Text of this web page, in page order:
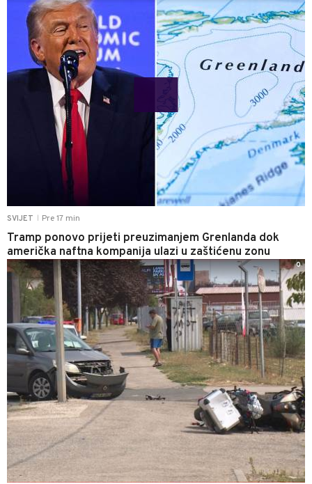
SVIJET Pre 17 min
Tramp ponovo prijeti preuzimanjem Grenlanda dok
američka naftna kompanija ulazi u zaštićenu zonu
0